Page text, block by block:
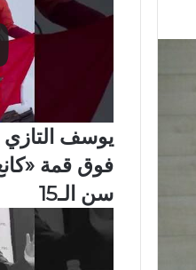
يوسف التازي
سن الـ15